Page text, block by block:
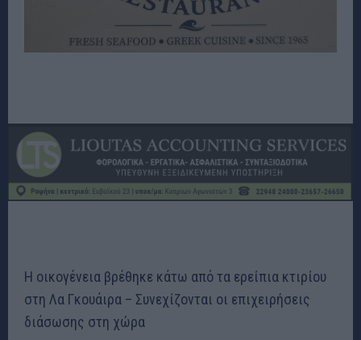
Η οικογένεια βρέθηκε κάτω από τα ερείπια κτιρίου
στη Λα Γκουάιρα – Συνεχίζονται οι επιχειρήσεις
διάσωσης στη χώρα